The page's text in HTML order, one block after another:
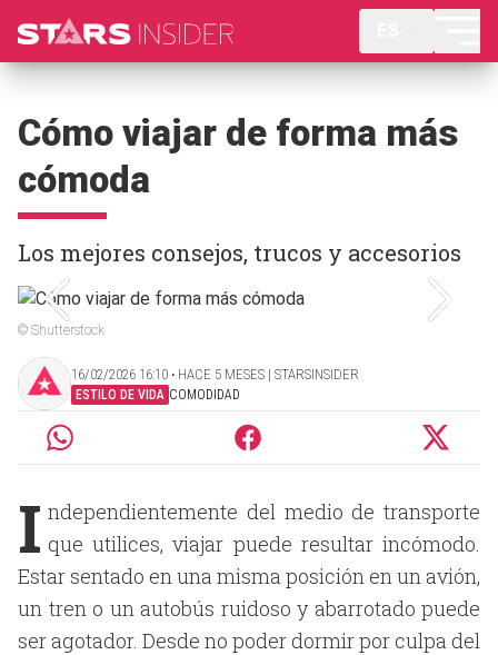
Cómo viajar de forma más
cómoda
Los mejores consejos, trucos y accesorios
© Shutterstock
16/02/2026 16:10 ‧ HACE 5 MESES | STARSINSIDER
ESTILO DE VIDA COMODIDAD
I ndependientemente del medio de transporte
que utilices, viajar puede resultar incómodo.
Estar sentado en una misma posición en un avión,
un tren o un autobús ruidoso y abarrotado puede
ser agotador. Desde no poder dormir por culpa del